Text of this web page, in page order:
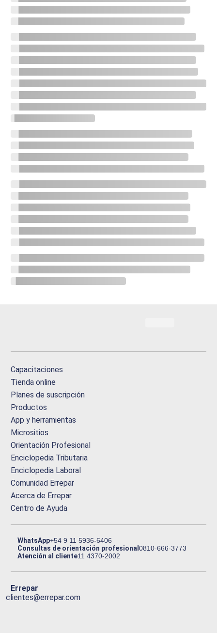
Capacitaciones
Tienda online
Planes de suscripción
Productos
App y herramientas
Micrositios
Orientación Profesional
Enciclopedia Tributaria
Enciclopedia Laboral
Comunidad Errepar
Acerca de Errepar
Centro de Ayuda
WhatsApp+54 9 11 5936-6406
Consultas de orientación profesional0810-666-3773
Atención al cliente11 4370-2002
Errepar
clientes@errepar.com